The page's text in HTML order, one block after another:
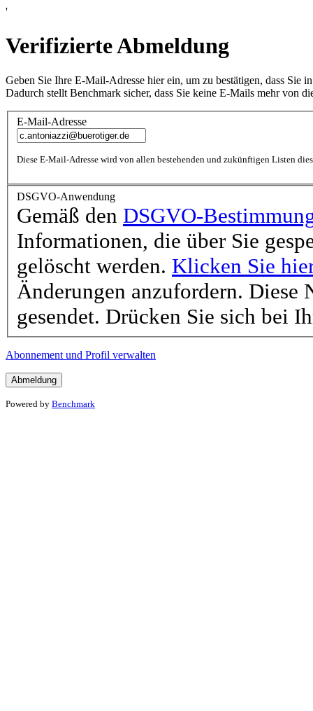
'
Verifizierte Abmeldung
Geben Sie Ihre E-Mail-Adresse hier ein, um zu bestätigen, dass Sie
Dadurch stellt Benchmark sicher, dass Sie keine E-Mails mehr von
E-Mail-Adresse
Diese E-Mail-Adresse wird von allen bestehenden und zukünftigen Listen
DSGVO-Anwendung
Gemäß den DSGVO-
Informationen, die über Sie
gelöscht werden. Klicken Sie
Änderungen anzufordern. Diese
gesendet. Drücken Sie sich bei
Abonnement und Profil verwalten
Powered by Benchmark